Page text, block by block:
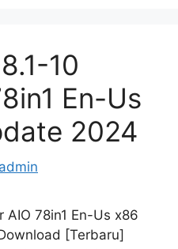
10
En-Us
2024
admin
AIO 78in1 En-Us x86
[Terbaru]